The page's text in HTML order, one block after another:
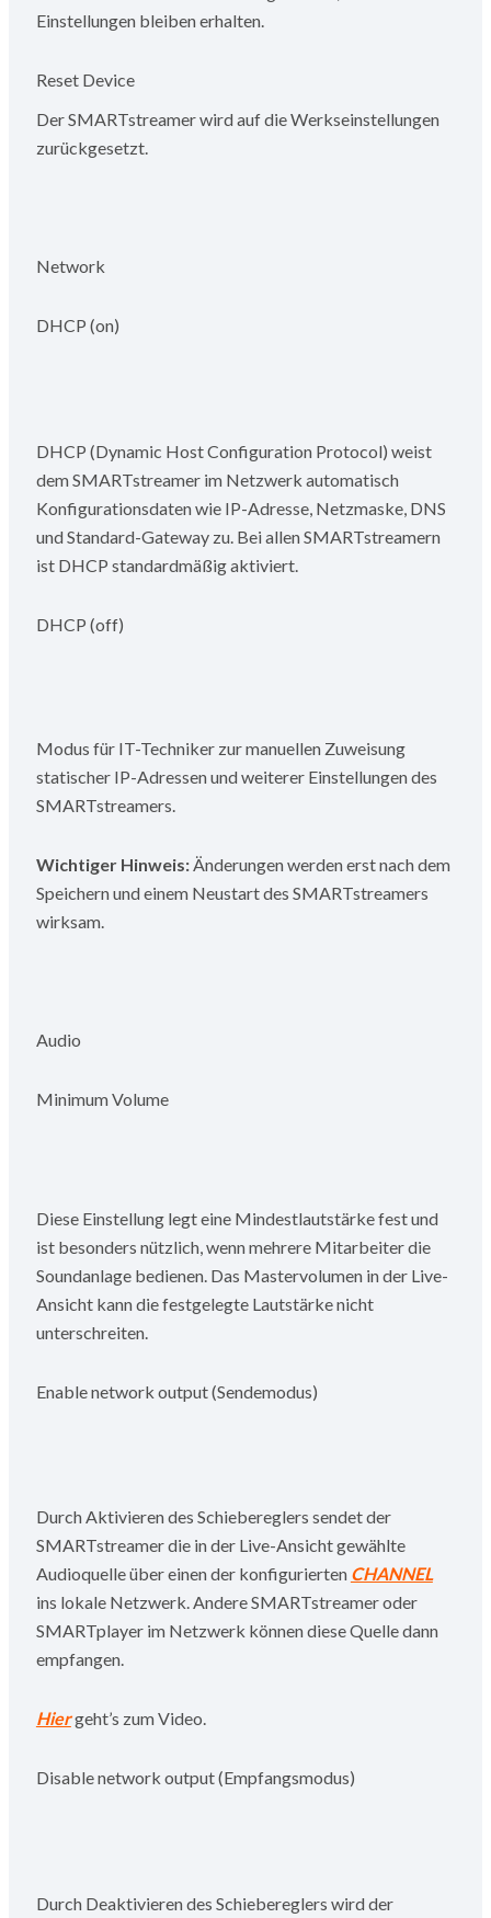
Einstellungen bleiben erhalten.
Reset Device
Der SMARTstreamer wird auf die Werkseinstellungen
zurückgesetzt.
Network
DHCP (on)
DHCP (Dynamic Host Configuration Protocol) weist
dem SMARTstreamer im Netzwerk automatisch
Konfigurationsdaten wie IP-Adresse, Netzmaske, DNS
und Standard-Gateway zu. Bei allen SMARTstreamern
ist DHCP standardmäßig aktiviert.
DHCP (off)
Modus für IT-Techniker zur manuellen Zuweisung
statischer IP-Adressen und weiterer Einstellungen des
SMARTstreamers.
Wichtiger Hinweis:Änderungen werden erst nach dem
Speichern und einem Neustart des SMARTstreamers
wirksam.
Audio
Minimum Volume
Diese Einstellung legt eine Mindestlautstärke fest und
ist besonders nützlich, wenn mehrere Mitarbeiter die
Soundanlage bedienen. Das Mastervolumen in der Live-
Ansicht kann die festgelegte Lautstärke nicht
unterschreiten.
Enable network output (Sendemodus)
Durch Aktivieren des Schiebereglers sendet der
SMARTstreamer die in der Live-Ansicht gewählte
Audioquelle über einen der konfigurierten CHANNEL
ins lokale Netzwerk. Andere SMARTstreamer oder
SMARTplayer im Netzwerk können diese Quelle dann
empfangen.
Hiergeht’s zum Video.
Disable network output (Empfangsmodus)
Durch Deaktivieren des Schiebereglers wird der